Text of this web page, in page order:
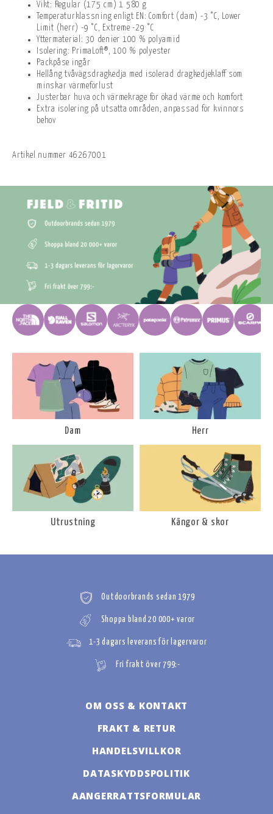
Vikt: Regular (175 cm) 1 580 g
Temperaturklassning enligt EN: Comfort (dam) -3 °C, Lower
Limit (herr) -9 °C, Extreme -29 °C
Yttermaterial: 30 denier 100 % polyamid
Isolering: PrimaLoft®, 100 % polyester
Packpåse ingår
Hellång tvåvägsdragkedja med isolerad dragkedjeklaff som
minskar värmeförlust
Justerbar huva och värmekrage för ökad värme och komfort
Extra isolering på utsatta områden, anpassad för kvinnors
behov
Artikel nummer 46267001
Dam Herr
Utrustning Kängor & skor
Outdoorbrands sedan 1979
Shoppa bland 20 000+ varor
1-3 dagars leverans för lagervaror
Fri frakt över 799:-
OM OSS & KONTAKT
FRAKT & RETUR
HANDELSVILLKOR
DATASKYDDSPOLITIK
AANGERRATTSFORMULAR